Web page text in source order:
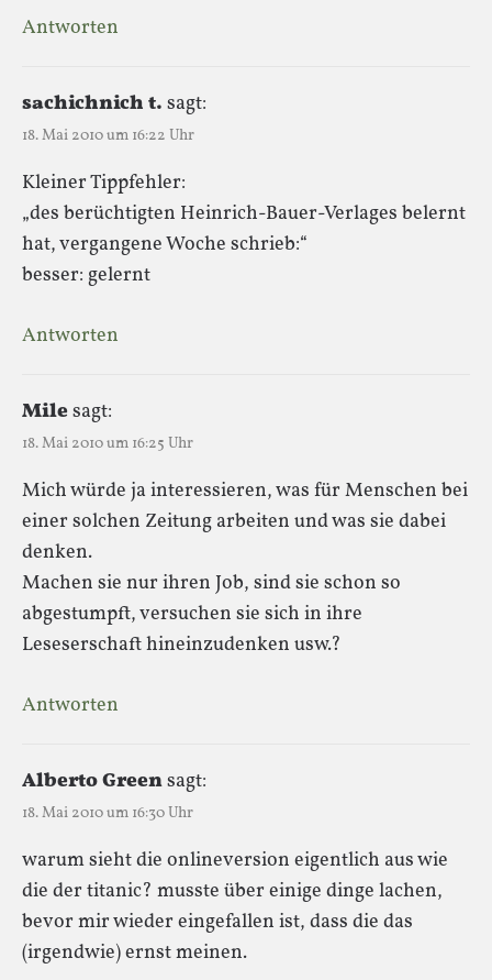
Antworten
sachichnich t. sagt:
18. Mai 2010 um 16:22 Uhr
Kleiner Tippfehler:
„des berüchtigten Heinrich-Bauer-Verlages belernt
hat, vergangene Woche schrieb:“
besser: gelernt
Antworten
Milesagt:
18. Mai 2010 um 16:25 Uhr
Mich würde ja interessieren, was für Menschen bei
einer solchen Zeitung arbeiten und was sie dabei
denken.
Machen sie nur ihren Job, sind sie schon so
abgestumpft, versuchen sie sich in ihre
Leseserschaft hineinzudenken usw.?
Antworten
Alberto Greensagt:
18. Mai 2010 um 16:30 Uhr
warum sieht die onlineversion eigentlich aus wie
die der titanic? musste über einige dinge lachen,
bevor mir wieder eingefallen ist, dass die das
(irgendwie) ernst meinen.